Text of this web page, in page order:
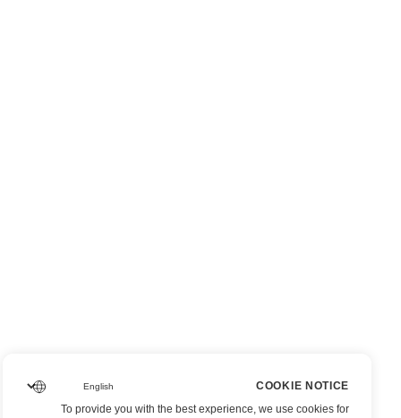
COOKIE NOTICE
To provide you with the best experience, we use cookies for